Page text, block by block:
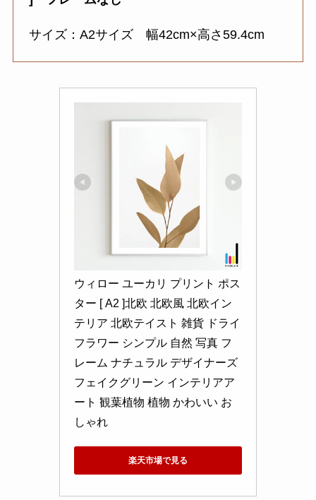
サイズ：A2サイズ 幅42cm×高さ59.4cm
ウィロー ユーカリ プリント ポス
ター [ A2 ]北欧 北欧風 北欧イン
テリア 北欧テイスト 雑貨 ドライ
フラワー シンプル 自然 写真 フ
レーム ナチュラル デザイナーズ
フェイクグリーン インテリアア
ート 観葉植物 植物 かわいい お
しゃれ
楽天市場で見る